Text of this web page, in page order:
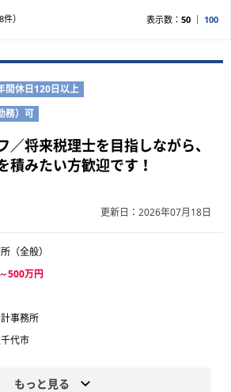
） 表示数： 50 100
間休日120日以上
務）可
／将来税理士を目指しながら、
積みたい方歓迎です！
更新日：2026年07月18日
（全般）
500万円
事務所
代市
もっと見る